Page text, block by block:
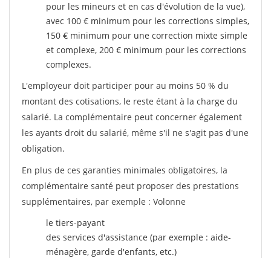
pour les mineurs et en cas d'évolution de la vue),
avec 100 € minimum pour les corrections simples,
150 € minimum pour une correction mixte simple
et complexe, 200 € minimum pour les corrections
complexes.
L'employeur doit participer pour au moins 50 % du
montant des cotisations, le reste étant à la charge du
salarié. La complémentaire peut concerner également
les ayants droit du salarié, même s'il ne s'agit pas d'une
obligation.
En plus de ces garanties minimales obligatoires, la
complémentaire santé peut proposer des prestations
supplémentaires, par exemple : Volonne
le tiers-payant
des services d'assistance (par exemple : aide-
ménagère, garde d'enfants, etc.)